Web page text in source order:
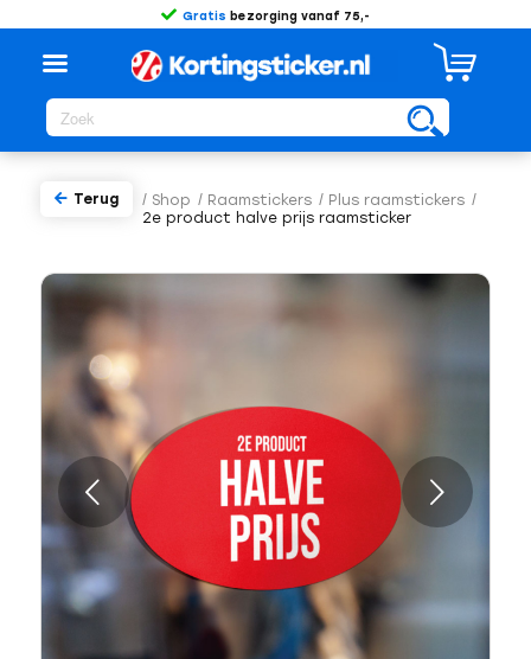
Gratis bezorging vanaf 75,-
/ Shop / Raamstickers / Plus raamstickers /
2e product halve prijs raamsticker
Terug
Volgende